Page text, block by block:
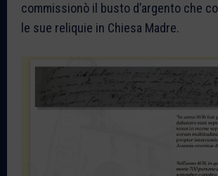
commissionò il busto d’argento che
le sue reliquie in Chiesa Madre.